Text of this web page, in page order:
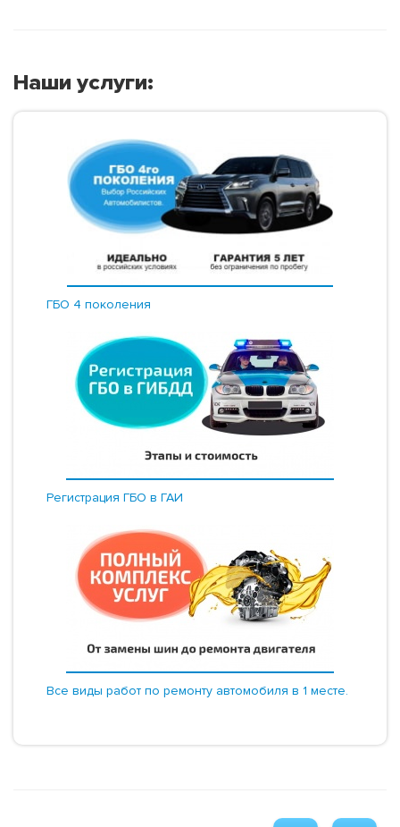
Наши услуги:
ГБО 4 поколения
Регистрация ГБО в ГАИ
Все виды работ по ремонту автомобиля в 1 месте.